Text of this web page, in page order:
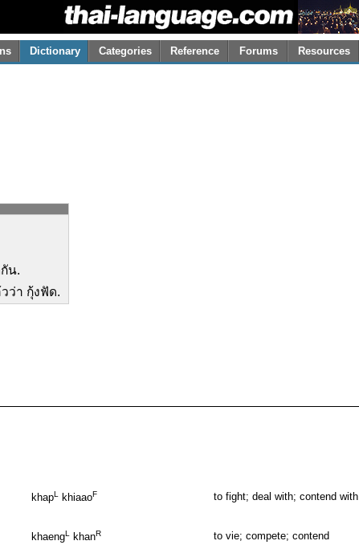
Dictionary Categories Reference Forums Resources
น.
วว่า กุ้งฟัด.
khapL khiaaoF to fight; deal with; contend with
khaengL khanR to vie; compete; contend